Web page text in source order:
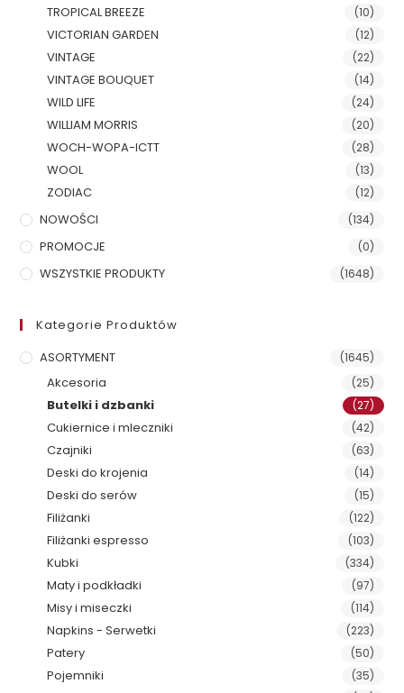
TROPICAL BREEZE (10)
VICTORIAN GARDEN (12)
VINTAGE (22)
VINTAGE BOUQUET (14)
WILD LIFE (24)
WILLIAM MORRIS (20)
WOCH-WOPA-ICTT (28)
WOOL (13)
ZODIAC (12)
NOWOŚCI (134)
PROMOCJE (0)
WSZYSTKIE PRODUKTY (1648)
Kategorie Produktów
ASORTYMENT
(1645)
Akcesoria (25)
Butelki i dzbanki (27)
Cukiernice i mleczniki (42)
Czajniki (63)
Deski do krojenia (14)
Deski do serów (15)
Filiżanki (122)
Filiżanki espresso (103)
Kubki (334)
Maty i podkładki (97)
Misy i miseczki (114)
Napkins - Serwetki (223)
Patery (50)
Pojemniki (35)